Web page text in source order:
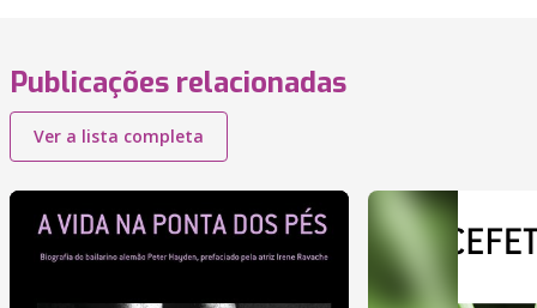
Publicações relacionadas
Ver a lista completa